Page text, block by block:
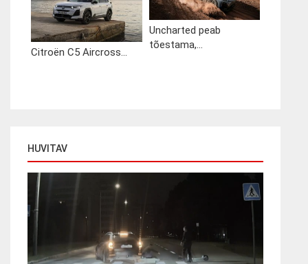
Citroën C5 Aircross...
Uncharted peab
tõestama,...
HUVITAV